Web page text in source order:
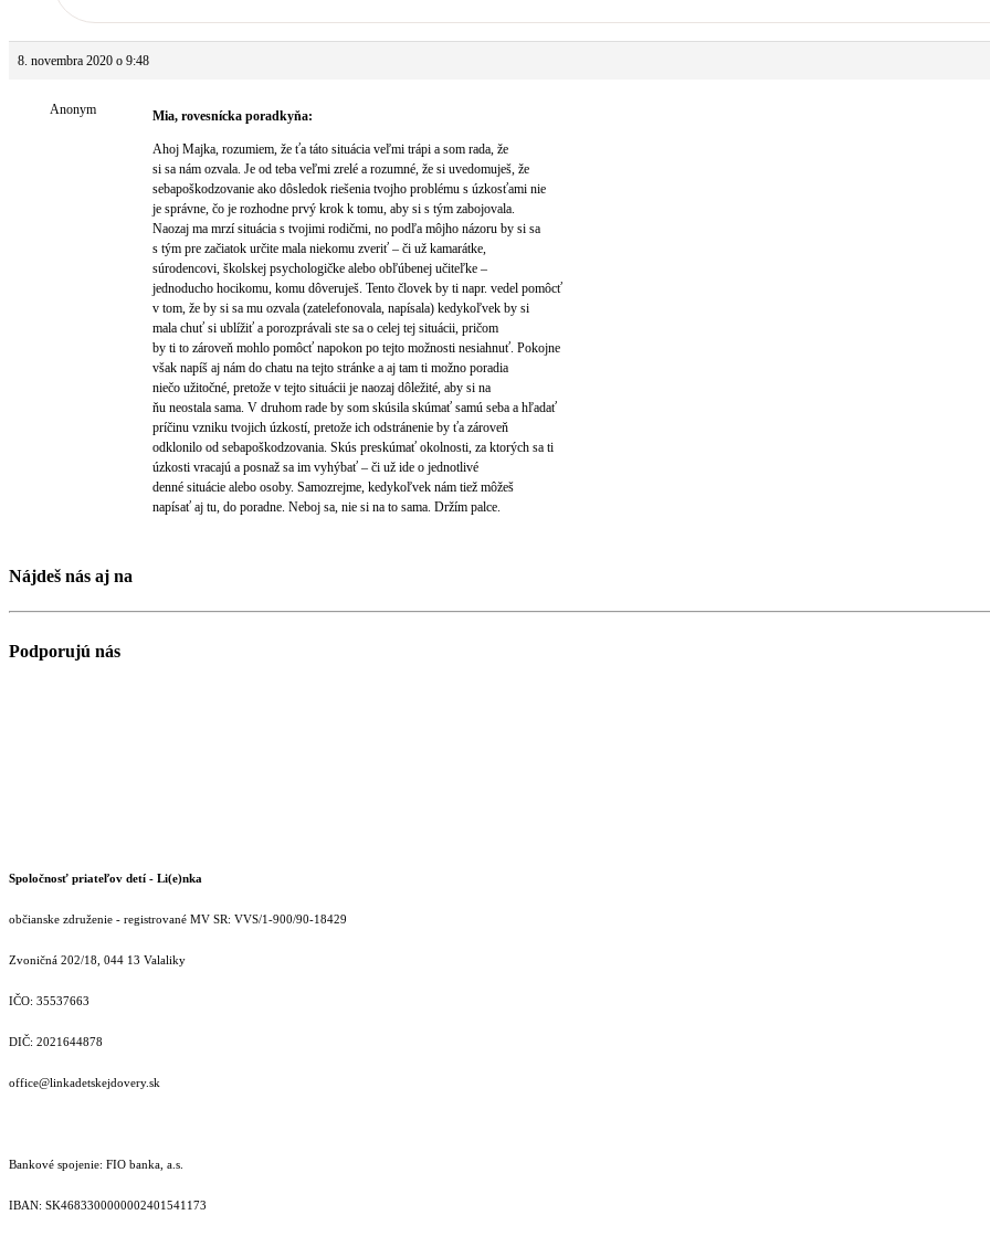
8. novembra 2020 o 9:48
Anonym Mia, rovesnícka poradkyňa:
Ahoj Majka, rozumiem, že ťa táto situácia veľmi trápi a som rada, že
si sa nám ozvala. Je od teba veľmi zrelé a rozumné, že si uvedomuješ, že
sebapoškodzovanie ako dôsledok riešenia tvojho problému s úzkosťami nie
je správne, čo je rozhodne prvý krok k tomu, aby si s tým zabojovala.
Naozaj ma mrzí situácia s tvojimi rodičmi, no podľa môjho názoru by si sa
s tým pre začiatok určite mala niekomu zveriť – či už kamarátke,
súrodencovi, školskej psychologičke alebo obľúbenej učiteľke –
jednoducho hocikomu, komu dôveruješ. Tento človek by ti napr. vedel pomôcť
v tom, že by si sa mu ozvala (zatelefonovala, napísala) kedykoľvek by si
mala chuť si ublížiť a porozprávali ste sa o celej tej situácii, pričom
by ti to zároveň mohlo pomôcť napokon po tejto možnosti nesiahnuť. Pokojne
však napíš aj nám do chatu na tejto stránke a aj tam ti možno poradia
niečo užitočné, pretože v tejto situácii je naozaj dôležité, aby si na
ňu neostala sama. V druhom rade by som skúsila skúmať samú seba a hľadať
príčinu vzniku tvojich úzkostí, pretože ich odstránenie by ťa zároveň
odklonilo od sebapoškodzovania. Skús preskúmať okolnosti, za ktorých sa ti
úzkosti vracajú a posnaž sa im vyhýbať – či už ide o jednotlivé
denné situácie alebo osoby. Samozrejme, kedykoľvek nám tiež môžeš
napísať aj tu, do poradne. Neboj sa, nie si na to sama. Držím palce.
Nájdeš nás aj na
Podporujú nás
Spoločnosť priateľov detí - Li(e)nka
občianske združenie - registrované MV SR: VVS/1-900/90-18429
Zvoničná 202/18, 044 13 Valaliky
IČO: 35537663
DIČ: 2021644878
office@linkadetskejdovery.sk
Bankové spojenie: FIO banka, a.s.
IBAN: SK46833000000­02401541173